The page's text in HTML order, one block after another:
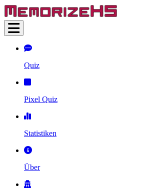
Quiz
Pixel Quiz
Statistiken
Über